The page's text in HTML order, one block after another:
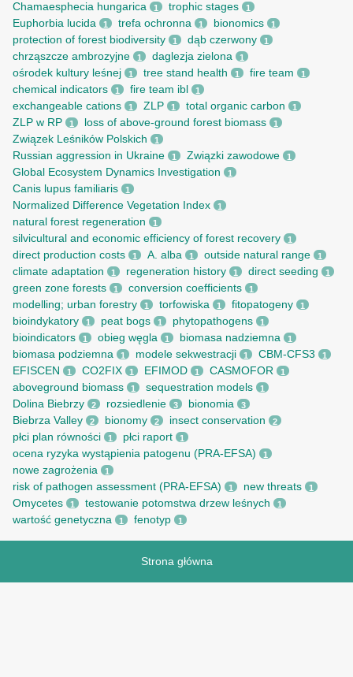
Chamaesphecia hungarica 1 trophic stages 1
Euphorbia lucida 1 trefa ochronna 1 bionomics 1
protection of forest biodiversity 1 dąb czerwony 1
chrząszcze ambrozyjne 1 daglezja zielona 1
ośrodek kultury leśnej 1 tree stand health 1 fire team 1
chemical indicators 1 fire team ibl 1
exchangeable cations 1 ZLP 1 total organic carbon 1
ZLP w RP 1 loss of above-ground forest biomass 1
Związek Leśników Polskich 1
Russian aggression in Ukraine 1 Związki zawodowe 1
Global Ecosystem Dynamics Investigation 1
Canis lupus familiaris 1
Normalized Difference Vegetation Index 1
natural forest regeneration 1
silvicultural and economic efficiency of forest recovery 1
direct production costs 1 A. alba 1 outside natural range 1
climate adaptation 1 regeneration history 1 direct seeding 1
green zone forests 1 conversion coefficients 1
modelling; urban forestry 1 torfowiska 1 fitopatogeny 1
bioindykatory 1 peat bogs 1 phytopathogens 1
bioindicators 1 obieg węgla 1 biomasa nadziemna 1
biomasa podziemna 1 modele sekwestracji 1 CBM-CFS3 1
EFISCEN 1 CO2FIX 1 EFIMOD 1 CASMOFOR 1
aboveground biomass 1 sequestration models 1
Dolina Biebrzy 2 rozsiedlenie 3 bionomia 3
Biebrza Valley 2 bionomy 2 insect conservation 2
płci plan równości 1 płci raport 1
ocena ryzyka wystąpienia patogenu (PRA-EFSA) 1
nowe zagrożenia 1
risk of pathogen assessment (PRA-EFSA) 1 new threats 1
Omycetes 1 testowanie potomstwa drzew leśnych 1
wartość genetyczna 1 fenotyp 1
Strona główna